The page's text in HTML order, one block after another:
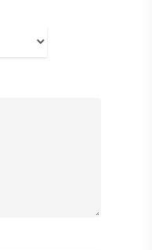
Vitamin4You
termékcsalád